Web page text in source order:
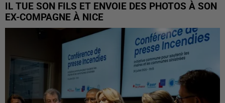
IL TUE SON FILS ET ENVOIE DES PHOTOS À SON
EX-COMPAGNE À NICE